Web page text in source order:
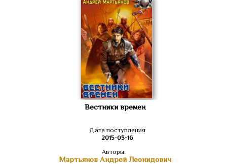
Вестники времен
Дата поступления
2015-03-16
Авторы:
Мартьянов Андрей Леонидович